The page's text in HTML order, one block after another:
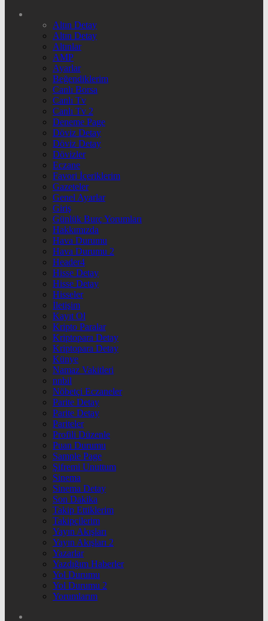
Altın Detay
Altın Detay
Altınlar
AMP
Ayarlar
Beğendiklerim
Canlı Borsa
Canlı Tv
Canlı Tv 2
Deneme Page
Döviz Detay
Döviz Detay
Dövizler
Eczane
Favori İçeriklerim
Gazeteler
Genel Ayarlar
Giriş
Günlük Burç Yorumları
Hakkımızda
Hava Durumu
Hava Durumu 2
Header4
Hisse Detay
Hisse Detay
Hisseler
İletişim
Kayıt Ol
Kripto Paralar
Kriptopara Detay
Kriptopara Detay
Künye
Namaz Vakitleri
nnbil
Nöbetçi Eczaneler
Parite Detay
Parite Detay
Pariteler
Profili Düzenle
Puan Durumu
Sample Page
Şifremi Unuttum
Sinema
Sinema Detay
Son Dakika
Takip Ettiklerim
Takipçilerim
Yayın Akışları
Yayın Akışları 2
Yazarlar
Yazdığım Haberler
Yol Durumu
Yol Durumu 2
Yorumlarım